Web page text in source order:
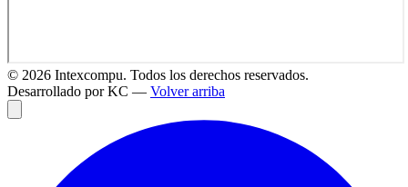
© 2026 Intexcompu. Todos los derechos reservados.
Desarrollado por KC — Volver arriba